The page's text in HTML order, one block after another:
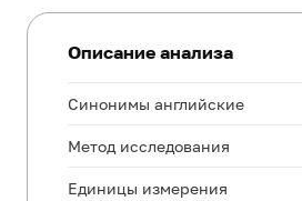
Описание анализа
Синонимы английские
Метод исследования
Единицы измерения